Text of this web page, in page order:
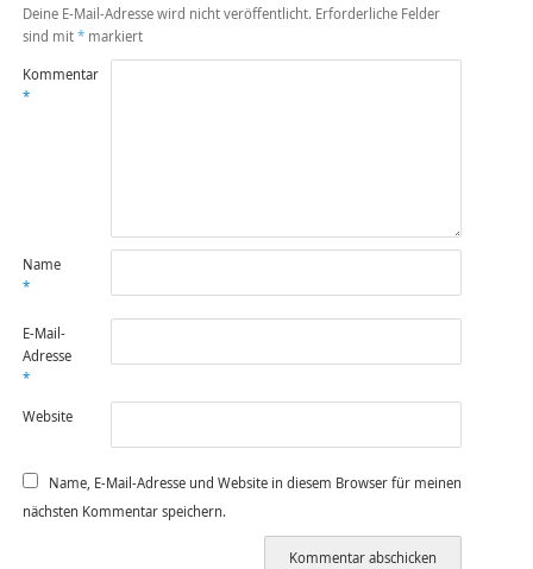
Deine E-Mail-Adresse wird nicht veröffentlicht. Erforderliche Felder
sind mit *markiert
Kommentar
*
Name
*
E-Mail-
Adresse
*
Website
Name, E-Mail-Adresse und Website in diesem Browser für meinen
nächsten Kommentar speichern.